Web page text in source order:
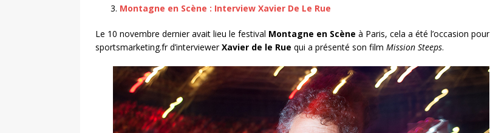
Montagne en Scène : Interview Xavier De Le Rue
Le 10 novembre dernier avait lieu le festival Montagne en Scène à Paris, cela a été l’occasion pour
sportsmarketing.fr d’interviewerXavier de le Rue qui a présenté son film Mission Steeps.